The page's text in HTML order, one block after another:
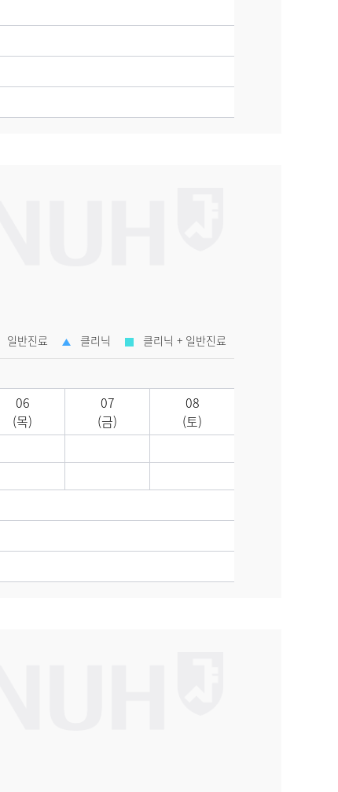
일반진료 클리닉 클리닉 + 일반진료
06
(목)
07
(금)
08
(토)
예약 확인/취소